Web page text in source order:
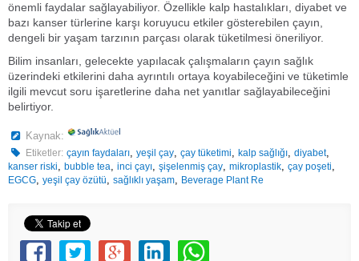
önemli faydalar sağlayabiliyor. Özellikle kalp hastalıkları, diyabet ve
bazı kanser türlerine karşı koruyucu etkiler gösterebilen çayın,
dengeli bir yaşam tarzının parçası olarak tüketilmesi öneriliyor.
Bilim insanları, gelecekte yapılacak çalışmaların çayın sağlık
üzerindeki etkilerini daha ayrıntılı ortaya koyabileceğini ve tüketimle
ilgili mevcut soru işaretlerine daha net yanıtlar sağlayabileceğini
belirtiyor.
Kaynak:
Etiketler: çayın faydaları,yeşil çay,çay tüketimi,kalp sağlığı,diyabet,
kanser riski, bubble tea, inci çayı, şişelenmiş çay, mikroplastik, çay poşeti,
EGCG, yeşil çay özütü, sağlıklı yaşam, Beverage Plant Re